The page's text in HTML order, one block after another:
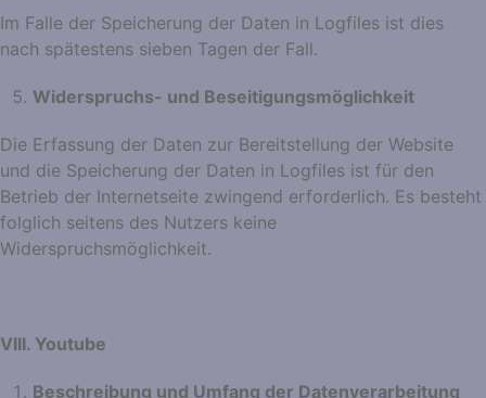
Im Falle der Speicherung der Daten in Logfiles ist dies
nach spätestens sieben Tagen der Fall.
Widerspruchs- und Beseitigungsmöglichkeit
Die Erfassung der Daten zur Bereitstellung der Website
und die Speicherung der Daten in Logfiles ist für den
Betrieb der Internetseite zwingend erforderlich. Es besteht
folglich seitens des Nutzers keine
Widerspruchsmöglichkeit.
VIII. Youtube
Beschreibung und Umfang der Datenverarbeitung